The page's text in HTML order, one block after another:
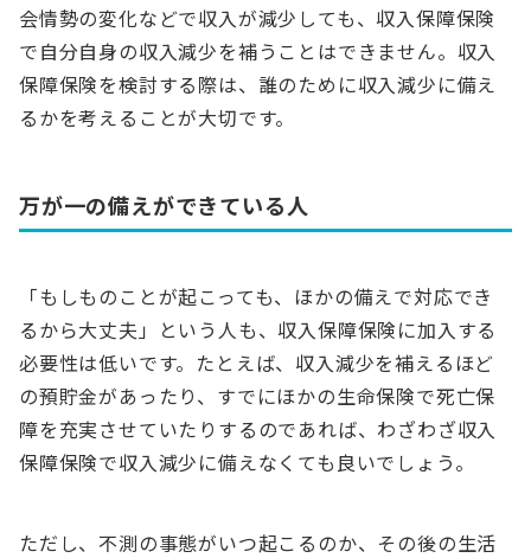
会情勢の変化などで収入が減少しても、収入保障保険
で自分自身の収入減少を補うことはできません。収入
保障保険を検討する際は、誰のために収入減少に備え
るかを考えることが大切です。
万が一の備えができている人
「もしものことが起こっても、ほかの備えで対応でき
るから大丈夫」という人も、収入保障保険に加入する
必要性は低いです。たとえば、収入減少を補えるほど
の預貯金があったり、すでにほかの生命保険で死亡保
障を充実させていたりするのであれば、わざわざ収入
保障保険で収入減少に備えなくても良いでしょう。
ただし、不測の事態がいつ起こるのか、その後の生活